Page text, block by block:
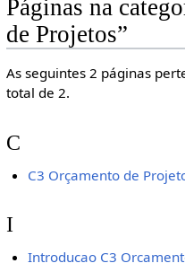
Páginas na
de Projetos”
As seguintes 2 páginas
total de 2.
C
C3 Orçamento de
I
Introducao C3